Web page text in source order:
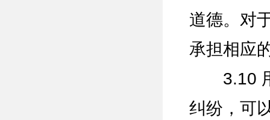
道德。对
承担相应
3.10 用
纠纷，可